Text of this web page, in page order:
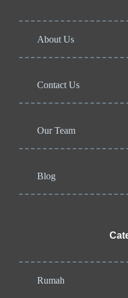
About Us
Contact Us
Our Team
Blog
Rumah